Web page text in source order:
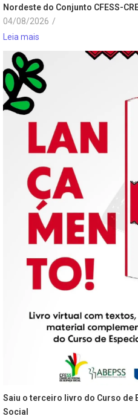
Nordeste do Conjunto CFESS-
04/08/2026 /
Leia mais
Saiu o terceiro livro do Curso de
Social